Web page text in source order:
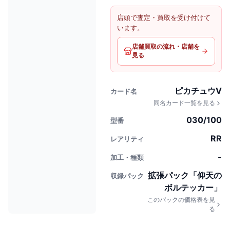
店頭で査定・買取を受け付けて
います。
店舗買取の流れ・店舗を
見る
カード名 ピカチュウV
同名カード一覧を見る
型番 030/100
レアリティ RR
加工・種類 -
収録パック
拡張パック「仰天の
ボルテッカー」
このパックの価格表を見
る